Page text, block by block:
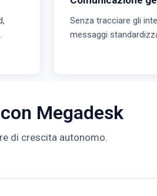
Senza tracciare gli
messaggi
Megadesk
di crescita autonomo.